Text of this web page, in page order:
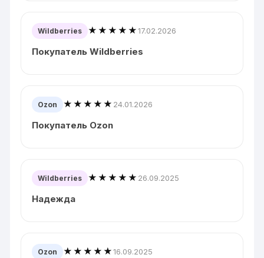
Wildberries ★★★★★17.02.2026
Покупатель Wildberries
Ozon ★★★★★ 24.01.2026
Покупатель Ozon
Wildberries ★★★★★ 26.09.2025
Надежда
Ozon ★★★★★16.09.2025